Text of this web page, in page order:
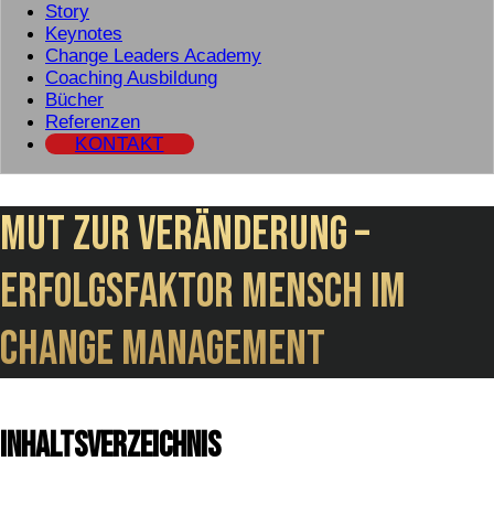
Story
Keynotes
Change Leaders Academy
Coaching Ausbildung
Bücher
Referenzen
KONTAKT
Mut zur Veränderung –
Erfolgsfaktor Mensch im
Change Management
Inhaltsverzeichnis